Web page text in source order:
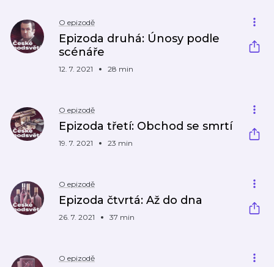
O epizodě
Epizoda druhá: Únosy podle
scénáře
12. 7. 2021 28 min
O epizodě
Epizoda třetí: Obchod se smrtí
19. 7. 2021 23 min
O epizodě
Epizoda čtvrtá: Až do dna
26. 7. 2021 37 min
O epizodě